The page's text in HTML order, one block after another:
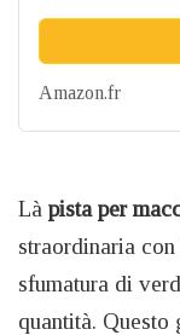
Amazon.fr
Là pista per
straordinaria
sfumatura di
quantità.